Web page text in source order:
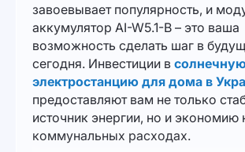
завоевывает популярность, и
аккумулятор AI-W5.1-B – это ваша
возможность сделать шаг в
сегодня. Инвестиции в
электростанцию для дома в
предоставляют вам не только
источник энергии, но и экономию
коммунальных расходах.